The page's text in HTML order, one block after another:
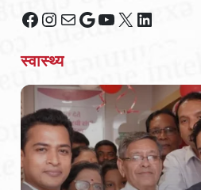
Facebook
Instagram
MailGoogle
YouTube
X LinkedIn
स्वास्थ्य